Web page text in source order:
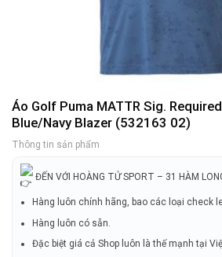
Áo Golf Puma MATTR Sig.
Blue/Navy Blazer (532163 02)
Thông tin sản phẩm
ĐẾN VỚI HOÀNG TỬ SPORT – 31 HÀM
Hàng luôn chính hãng, bao các loại check
Hàng luôn có sẵn.
Đặc biệt giá cả Shop luôn là thế mạnh tại